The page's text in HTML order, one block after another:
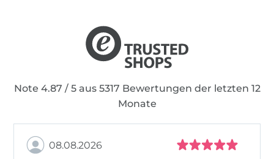
Note 4.87 / 5 aus 5317 Bewertungen der letzten 12
Monate
08.08.2026